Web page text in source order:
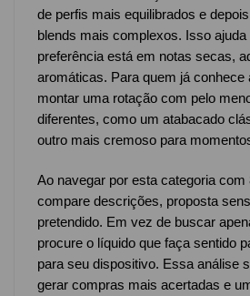
de perfis mais equilibrados e
blends mais complexos. Isso
preferência está em notas secas,
aromáticas. Para quem já conhece
montar uma rotação com pelo
diferentes, como um atabacado
outro mais cremoso para
Ao navegar por esta categoria com
compare descrições, proposta
pretendido. Em vez de buscar
procure o líquido que faça sentido
para seu dispositivo. Essa análise
gerar compras mais acertadas e